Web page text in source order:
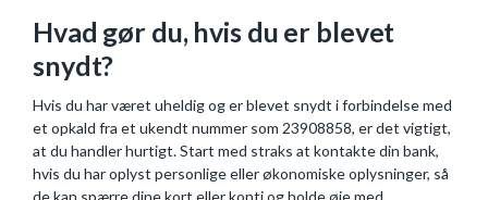
Hvad gør du, hvis du er blevet
snydt?
Hvis du har været uheldig og er blevet snydt i forbindelse med
et opkald fra et ukendt nummer som 23908858, er det vigtigt,
at du handler hurtigt. Start med straks at kontakte din bank,
hvis du har oplyst personlige eller økonomiske oplysninger, så